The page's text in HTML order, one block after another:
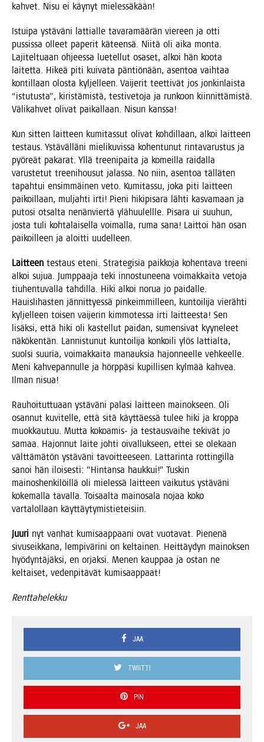
kah­vet. Nisu ei käy­nyt mielessäkään!
Istui­pa ystä­vä­ni lat­tial­le tava­ra­mää­rän vie­reen ja otti
pus­sis­sa olleet pape­rit käteen­sä. Nii­tä oli aika mon­ta.
Laji­tel­tu­aan ohjees­sa lue­tel­lut osa­set, alkoi hän koo­ta
lai­tet­ta. Hikeä piti kui­va­ta pän­tiö­nään, asen­toa vaih­taa
kon­til­laan olos­ta kyl­jel­leen. Vai­je­rit teet­ti­vät jos jon­kin­lais­ta
“istu­tus­ta”, kiris­tä­mis­tä, tes­ti­ve­to­ja ja run­koon kiin­nit­tä­mis­tä.
Väli­kah­vet oli­vat pai­kal­laan. Nisun kanssa!
Kun sit­ten lait­teen kumi­tas­sut oli­vat koh­dil­laan, alkoi lait­teen
tes­taus. Ystä­väl­lä­ni mie­li­ku­vis­sa kohen­tu­nut rin­ta­va­rus­tus ja
pyö­reät paka­rat. Yllä tree­ni­pai­ta ja komeil­la rai­dal­la
varus­te­tut tree­ni­housut jalas­sa. No niin, asen­toa täl­lä­ten
tapah­tui ensim­mäi­nen veto. Kumi­tas­su, joka piti lait­teen
pai­koil­laan, mul­jah­ti irti! Pie­ni hiki­pi­sa­ra läh­ti kas­va­maan ja
puto­si otsal­ta nenän­vier­tä ylä­huu­lell­le. Pisa­ra ui suu­hun,
jos­ta tuli koh­ta­lai­sel­la voi­mal­la, ruma sana! Lait­toi hän osan
pai­koil­leen ja aloit­ti uudelleen.
Lait­teen tes­taus ete­ni. Stra­te­gi­sia paik­ko­ja kohen­ta­va tree­ni
alkoi sujua. Jump­paa­ja teki innos­tu­nee­na voi­mak­kai­ta veto­ja
tiu­hen­tu­val­la tah­dil­la. Hiki alkoi norua jo pai­dal­le.
Hauis­li­has­ten jän­nit­tyes­sä pin­keim­mil­leen, kun­toi­li­ja vie­räh­ti
kyl­jel­leen toi­sen vai­je­rin kim­mo­tes­sa irti lait­tees­ta! Sen
lisäk­si, että hiki oli kas­tel­lut pai­dan, sumen­si­vat kyy­ne­leet
näkö­ken­tän. Lan­nis­tu­nut kun­toi­li­ja kon­koi­li ylös lat­tial­ta,
suol­si suu­ria, voi­mak­kai­ta manauk­sia hajon­neel­le veh­keel­le.
Meni kah­ve­pan­nul­le ja hörp­pä­si kupil­li­sen kyl­mää kah­vea.
Ilman nisua!
Rau­hoi­tut­tu­aan ystä­vä­ni pala­si lait­teen mai­nok­seen. Oli
osan­nut kuvi­tel­le, että sitä käyt­täes­sä tulee hiki ja krop­pa
muok­kau­tuu. Mut­ta kokoa­mis- ja tes­taus­vai­he teki­vät jo
samaa. Hajon­nut lai­te joh­ti oival­luk­seen, ettei se ole­kaan
vält­tä­mä­tön ystä­vä­ni tavoit­tee­seen. Lat­ta­rin­ta rot­tin­gil­la
sanoi hän iloi­ses­ti: ”Hin­tan­sa hauk­kui!” Tus­kin
mai­nos­hen­ki­löil­lä oli mie­les­sä lait­teen vai­ku­tus ystä­vä­ni
koke­mal­la taval­la. Toi­saal­ta main­osa­la nojaa koko
var­ta­lol­laan käyttäytymistieteisiin.
Juu­ri nyt van­hat kumi­saap­paa­ni ovat vuo­ta­vat. Pie­ne­nä
sivuseik­ka­na, lem­pi­vä­ri­ni on kel­tai­nen. Heit­täy­dyn mai­nok­sen
hyö­dyn­tä­jäk­si, en orjak­si. Menen kaup­paa ja ostan ne
kel­tai­set, veden­pi­tä­vät kumisaappaat!
Rent­ta­he­lek­ku
JAA
TWIITTI
PIN
JAA